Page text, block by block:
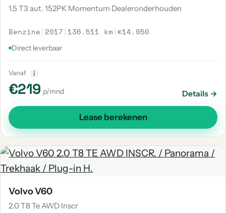
1.5 T3 aut. 152PK Momentum Dealeronderhouden
Benzine | 2017 | 136.511 km |€14.950
Direct leverbaar
Vanaf i
€219 p/mnd Details →
Lease berekenen
Volvo V60
2.0 T8 Te AWD Inscr